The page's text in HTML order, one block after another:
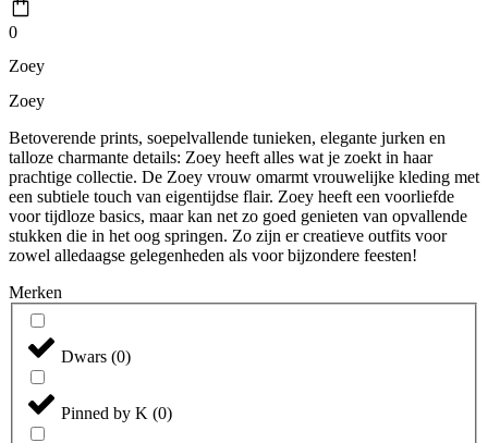
0
Zoey
Zoey
Betoverende prints, soepelvallende tunieken, elegante jurken en
talloze charmante details: Zoey heeft alles wat je zoekt in haar
prachtige collectie. De Zoey vrouw omarmt vrouwelijke kleding met
een subtiele touch van eigentijdse flair. Zoey heeft een voorliefde
voor tijdloze basics, maar kan net zo goed genieten van opvallende
stukken die in het oog springen. Zo zijn er creatieve outfits voor
zowel alledaagse gelegenheden als voor bijzondere feesten!
Merken
Dwars (0)
Pinned by K (0)